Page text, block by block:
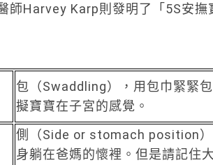
師Harvey Karp則發明了「5S安
包（Swaddling），用包巾緊緊
擬寶寶在子宮的感覺。
側（Side or stomach position）
身躺在爸媽的懷裡。但是請記住